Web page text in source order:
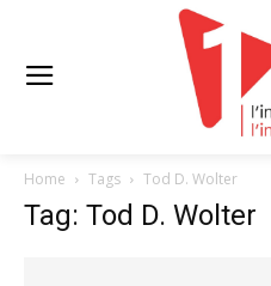
Home Tags Tod D. Wolter
Tag: Tod D. Wolter